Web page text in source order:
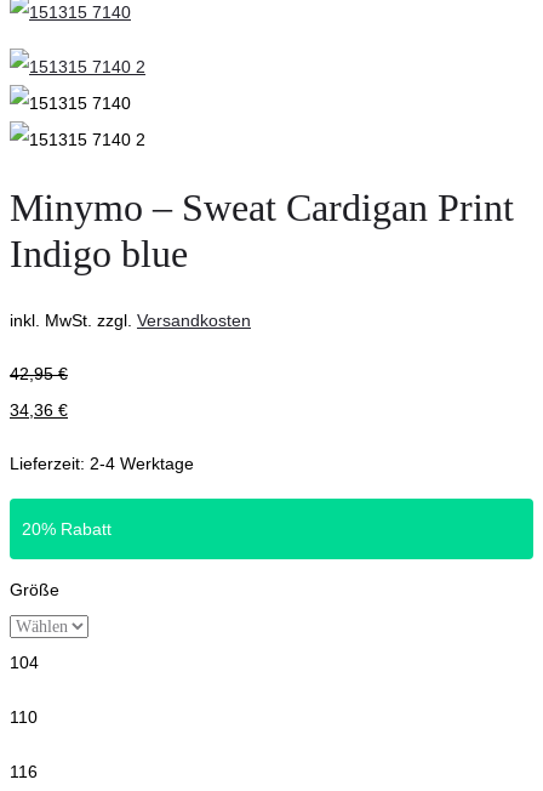
Minymo – Sweat Cardigan Print
Indigo blue
inkl. MwSt. zzgl. Versandkosten
42,95€
34,36 €
Lieferzeit: 2-4 Werktage
20% Rabatt
Größe
104
110
116